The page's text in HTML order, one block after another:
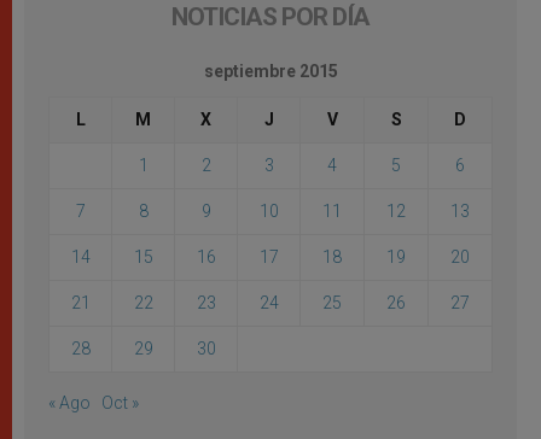
NOTICIAS POR DÍA
septiembre 2015
L M X J V S D
1 2 3 4 5 6
7 8 9 10 11 12 13
14 15 16 17 18 19 20
21 22 23 24 25 26 27
28 29 30
« Ago Oct »